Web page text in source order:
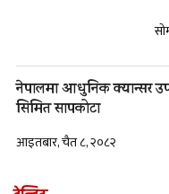
नेपालमा आधुनिक क्यान्सर
सिमित सापकोटा
आइतबार, चैत ८, २०८२